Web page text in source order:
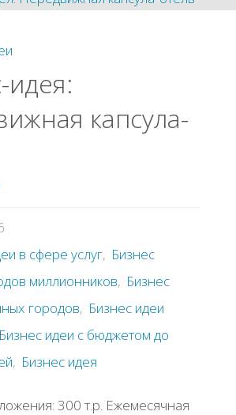
идея:
капсула-
в сфере услуг, Бизнес
миллионников, Бизнес
городов, Бизнес идеи
Бизнес идеи с бюджетом до
, Бизнес идея
300 т.р. Ежемесячная